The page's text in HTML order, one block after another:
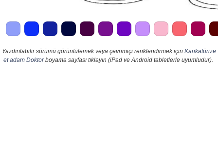
Yazdırılabilir sürümü görüntülemek veya çevrimiçi renklendirmek için Karikatürize
et adam Doktorboyama sayfası tıklayın (iPad ve Android tabletlerle uyumludur).